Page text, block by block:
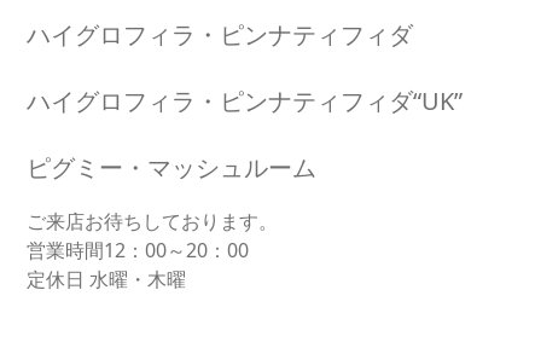
ハイグロフィラ・ピンナティフィダ
ハイグロフィラ・ピンナティフィダ“UK”
ピグミー・マッシュルーム
ご来店お待ちしております。
営業時間12：00～20：00
定休日 水曜・木曜